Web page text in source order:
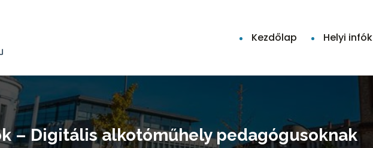
Kezdőlap Helyi infók
– Digitális alkotóműhely pedagógusoknak